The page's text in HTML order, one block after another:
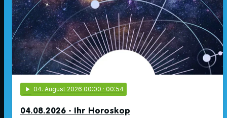
play_arrow 04. August 2026 00:00 · 00:54
04.08.2026 - Ihr Horoskop